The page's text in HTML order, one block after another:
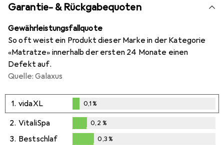
Garantie- & Rückgabequoten
Gewährleistungsfallquote
So oft weist ein Produkt dieser Marke in der Kategorie
«Matratze» innerhalb der ersten 24 Monate einen
Defekt auf.
Quelle: Galaxus
1. vidaXL
0,1%
0,1%
2. VitaliSpa
0,2%
0,2 %
3. Bestschlaf 0,3%